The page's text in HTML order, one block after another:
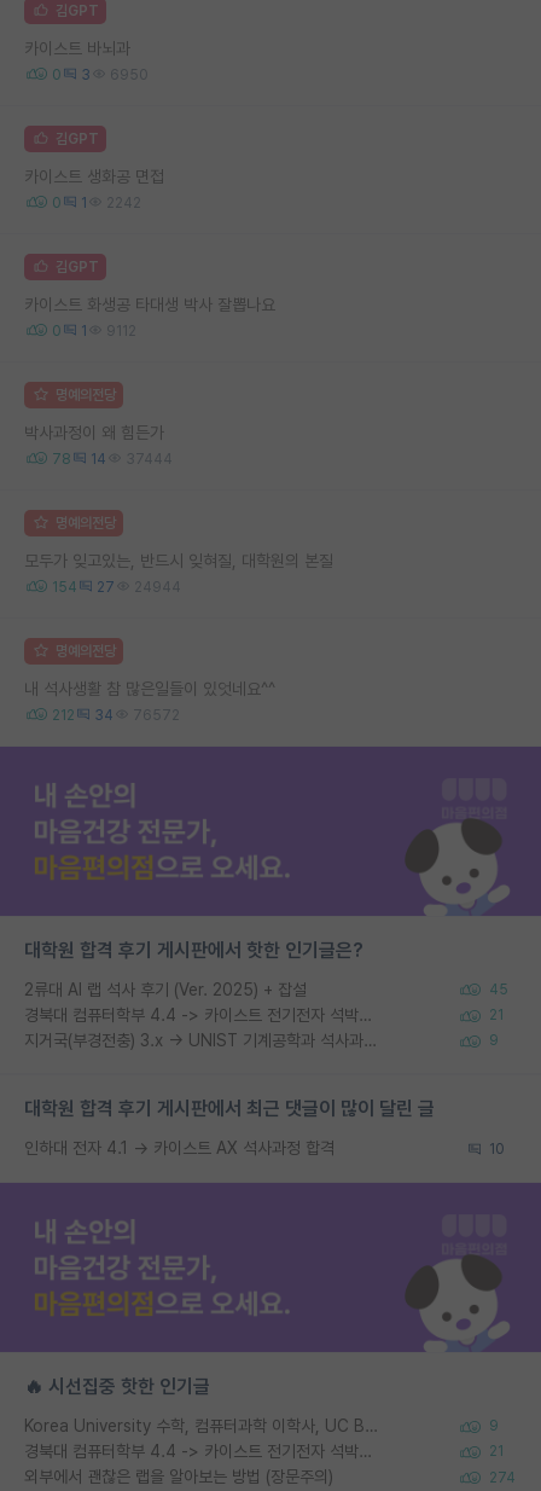
김GPT
카이스트 바뇌과
0 3 6950
김GPT
카이스트 생화공 면접
0 1 2242
김GPT
카이스트 화생공 타대생 박사 잘뽑나요
0 1 9112
명예의전당
박사과정이 왜 힘든가
78 14 37444
명예의전당
모두가 잊고있는, 반드시 잊혀질, 대학원의 본질
154 27 24944
명예의전당
내 석사생활 참 많은일들이 있엇네요^^
212 34 76572
대학원 합격 후기 게시판에서 핫한 인기글은?
2류대 AI 랩 석사 후기 (Ver. 2025) + 잡설 45
경북대 컴퓨터학부 4.4 -> 카이스트 전기전자 석박사통합과정 합격 21
지거국(부경전충) 3.x -> UNIST 기계공학과 석사과정 합격 9
대학원 합격 후기 게시판에서 최근 댓글이 많이 달린 글
인하대 전자 4.1 → 카이스트 AX 석사과정 합격 10
🔥 시선집중 핫한 인기글
Korea University 수학, 컴퓨터과학 이학사, UC Berkeley 산업공학 대학원 공학박사가 되는 것은 쉽지 않겠죠? 9
경북대 컴퓨터학부 4.4 -> 카이스트 전기전자 석박사통합과정 합격 21
외부에서 괜찮은 랩을 알아보는 방법 (장문주의) 274